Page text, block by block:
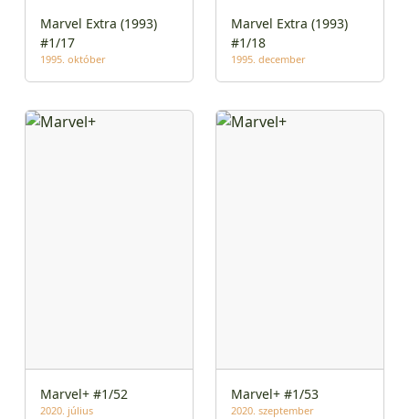
Marvel Extra (1993)
#1/17
1995. október
Marvel Extra (1993)
#1/18
1995. december
Marvel+ #1/52
2020. július
Marvel+ #1/53
2020. szeptember